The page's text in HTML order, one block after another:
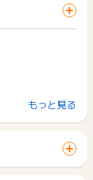
び不着、返品
ません。
ので、ご了承
もっと見る